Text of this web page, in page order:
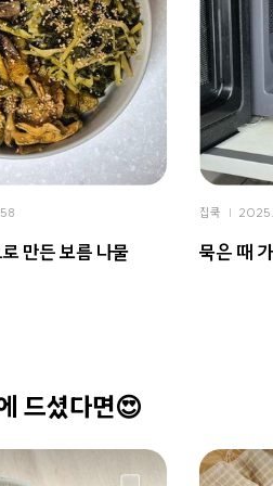
만든 보름 나물
집쿡
묵은 때
드셨다면😍